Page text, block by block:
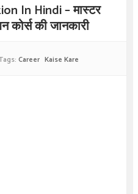
In Hindi – मास्टर
की जानकारी
Career Kaise Kare